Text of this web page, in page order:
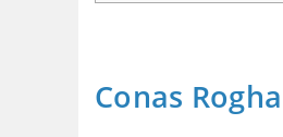
Conas